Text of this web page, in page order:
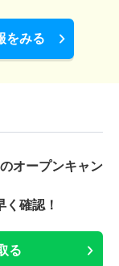
をみる
オープンキャン
確認！
る